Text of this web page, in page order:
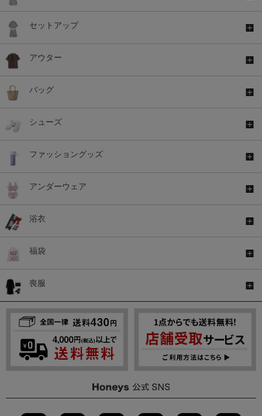
セットアップ
アウター
バッグ
シューズ
ファッショングッズ
アンダーウェア
浴衣
福袋
喪服